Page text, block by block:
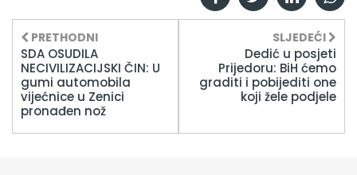
PRETHODNI
SDA OSUDILA
NECIVILIZACIJSKI ČIN: U
gumi automobila
vijećnice u Zenici
pronađen nož
SLJEDEĆI
Dedić u posjeti
Prijedoru: BiH ćemo
graditi i pobijediti one
koji žele podjele